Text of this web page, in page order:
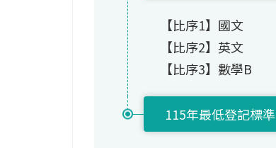
【比序1】國文
【比序2】英文
【比序3】數學B
115年最低登記標準